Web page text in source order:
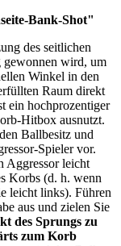
Bank-Shot"
des seitlichen
gewonnen wird, um
Winkel in den
Raum direkt
ein hochprozentiger
Hitbox ausnutzt.
Ballbesitz und
Spieler vor.
Aggressor leicht
Korbs (d. h. wenn
leicht links). Führen
aus und zielen Sie
des Sprungs zu
zum Korb